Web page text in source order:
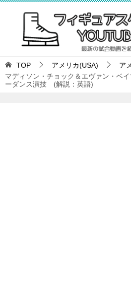
TOP アメリカ(USA)
ア
マディソン・チョック＆エヴァン・
ーダンス演技 (解説：英語)